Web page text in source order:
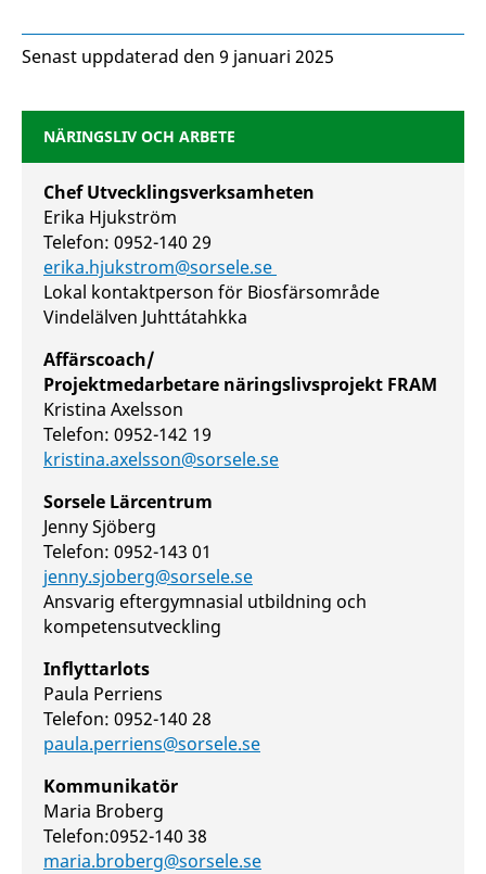
Senast uppdaterad den 9 januari 2025
NÄRINGSLIV OCH ARBETE
Chef Utvecklingsverksamheten
Erika Hjukström
Telefon: 0952-140 29
erika.hjukstrom@sorsele.se
Lokal kontaktperson för Biosfärsområde
Vindelälven Juhttátahkka
Affärscoach/
Projektmedarbetare näringslivsprojekt FRAM
Kristina Axelsson
Telefon: 0952-142 19
kristina.axelsson@sorsele.se
Sorsele Lärcentrum
Jenny Sjöberg
Telefon: 0952-143 01
jenny.sjoberg@sorsele.se
Ansvarig eftergymnasial utbildning och
kompetensutveckling
Inflyttarlots
Paula Perriens
Telefon: 0952-140 28
paula.perriens@sorsele.se
Kommunikatör
Maria Broberg
Telefon:0952-140 38
maria.broberg@sorsele.se